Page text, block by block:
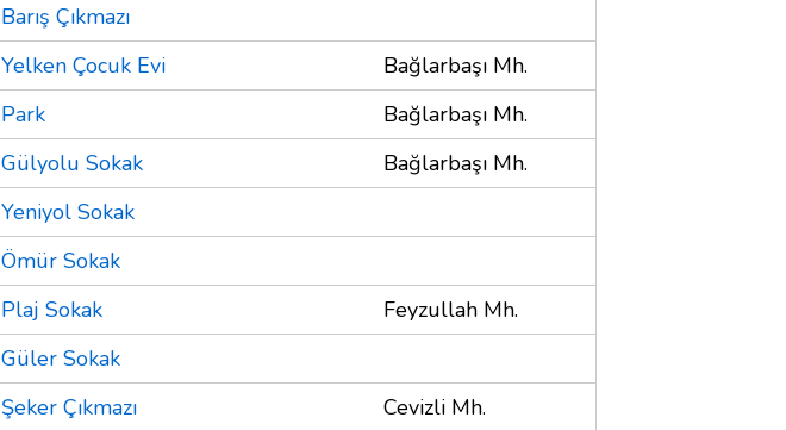
Barış Çıkmazı
Yelken Çocuk Evi
Bağlarbaşı Mh.
Park
Bağlarbaşı Mh.
Gülyolu Sokak
Bağlarbaşı Mh.
Yeniyol Sokak
Ömür Sokak
Plaj Sokak
Feyzullah Mh.
Güler Sokak
Şeker Çıkmazı
Cevizli Mh.